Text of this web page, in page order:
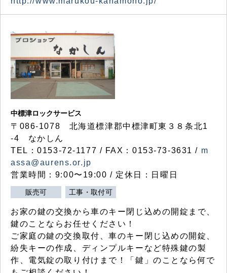
中標津ロックサービス
〒086-1078 北海道標津郡中標津町東３８条北1
-4 なかしん
TEL：0153-72-1177 / FAX：0153-73-3631 / m
assa@aurens.or.jp
営業時間：9:00〜19:00 / 定休日：日曜日
販売可 工事・取付可
お家の鍵の交換から車のキー閉じ込めの開錠まで、
鍵のことならお任せください！
ご家庭の鍵の交換取付、車のキー閉じ込めの開錠、
紛失キーの作成、ディンプルキーなど特殊鍵の製
作、電気錠の取り付けまで！「鍵」のことなら何で